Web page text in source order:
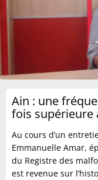
Ain : une
fois supérieure
Au cours d’un
Emmanuelle Amar,
du Registre des
est revenue sur